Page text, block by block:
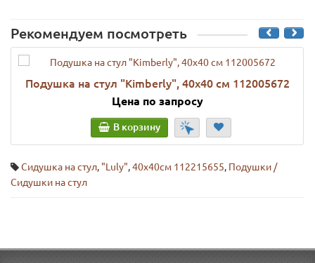
Рекомендуем посмотреть
Подушка на стул "Kimberly", 40х40 см 112005672
Цена по запросу
В корзину
Сидушка на стул, "Luly",40x40см 112215655, Подушки /
Сидушки на стул